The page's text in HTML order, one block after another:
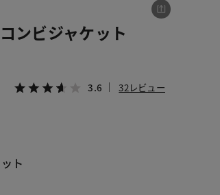
ンビジャケット
3.6 32レビュー
ト